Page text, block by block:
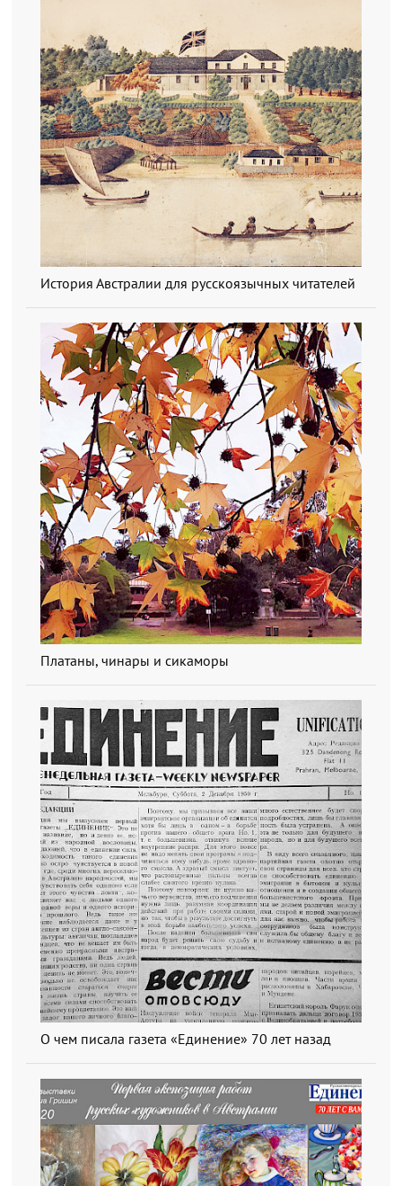
История Австралии для русскоязычных читателей
Платаны, чинары и сикаморы
О чем писала газета «Единение» 70 лет назад